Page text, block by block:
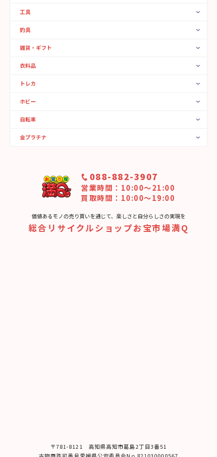
工具
釣具
雑貨・ギフト
衣料品
トレカ
ホビー
自転車
金プラチナ
088-882-3907
営業時間：10:00〜21:00
買取時間：10:00～19:00
価値あるモノの売り買いを通じて、楽しさと⾃分らしさの実現を
総合リサイクルショップお宝市場満Q
〒781-8121 ⾼知県⾼知市葛島2丁⽬3番51
古物商許可番号愛媛県公安委員会No.821030000567